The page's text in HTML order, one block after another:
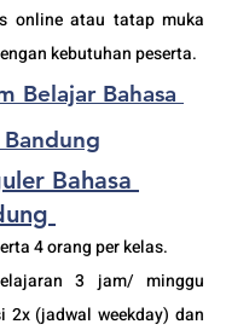
online atau tatap muka
kebutuhan peserta.
Belajar Bahasa
Bahasa
4 orang per kelas.
3 jam/ minggu
2x (jadwal weekday) dan